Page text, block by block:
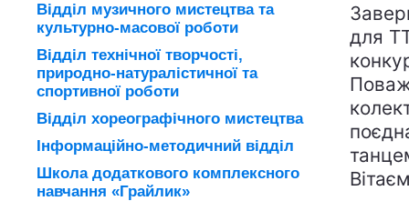
для
Відділ музичного мистецтва та
культурно-масової роботи
Відділ технічної творчості,
природно-натуралістичної та
спортивної роботи
Відділ хореографічного мистецтва
Інформаційно-методичний відділ
Школа додаткового комплексного
навчання «Грайлик»